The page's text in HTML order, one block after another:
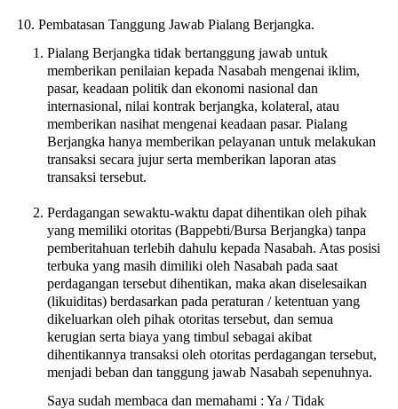
Pembatasan Tanggung Jawab Pialang Berjangka.
Pialang Berjangka tidak bertanggung jawab untuk
memberikan penilaian kepada Nasabah mengenai iklim,
pasar, keadaan politik dan ekonomi nasional dan
internasional, nilai kontrak berjangka, kolateral, atau
memberikan nasihat mengenai keadaan pasar. Pialang
Berjangka hanya memberikan pelayanan untuk melakukan
transaksi secara jujur serta memberikan laporan atas
transaksi tersebut.
Perdagangan sewaktu-waktu dapat dihentikan oleh pihak
yang memiliki otoritas (Bappebti/Bursa Berjangka) tanpa
pemberitahuan terlebih dahulu kepada Nasabah. Atas posisi
terbuka yang masih dimiliki oleh Nasabah pada saat
perdagangan tersebut dihentikan, maka akan diselesaikan
(likuiditas) berdasarkan pada peraturan / ketentuan yang
dikeluarkan oleh pihak otoritas tersebut, dan semua
kerugian serta biaya yang timbul sebagai akibat
dihentikannya transaksi oleh otoritas perdagangan tersebut,
menjadi beban dan tanggung jawab Nasabah sepenuhnya.
Saya sudah membaca dan memahami : Ya / Tidak